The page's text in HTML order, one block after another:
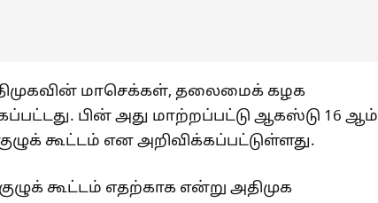
மாசெக்கள், தலைமைக் கழக
பின் அது மாற்றப்பட்டு ஆகஸ்டு 16 ஆம்
கூட்டம் என அறிவிக்கப்பட்டுள்ளது.
கூட்டம் எதற்காக என்று அதிமுக